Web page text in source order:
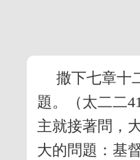
撒下七章十
題。（太二二
主就接著問，
大的問題：基